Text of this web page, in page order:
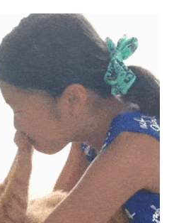
閉じる
ダウンロード済みの方
リで開く